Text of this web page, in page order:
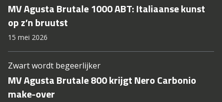
MV Agusta Brutale 1000 ABT: Italiaanse kunst
op z’n bruutst
15 mei 2026
Zwart wordt begeerlijker
MV Agusta Brutale 800 krijgt Nero Carbonio
make-over